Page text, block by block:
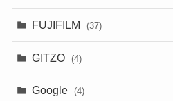
FUJIFILM (37)
GITZO (4)
Google (4)